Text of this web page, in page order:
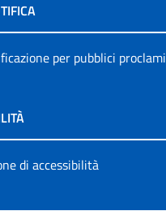
per pubblici proclami
di accessibilità